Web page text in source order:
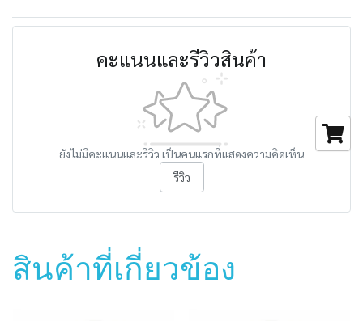
คะแนนและรีวิวสินค้า
ยังไม่มีคะแนนและรีวิว เป็นคนแรกที่แสดงความคิดเห็น
รีวิว
สินค้าที่เกี่ยวข้อง